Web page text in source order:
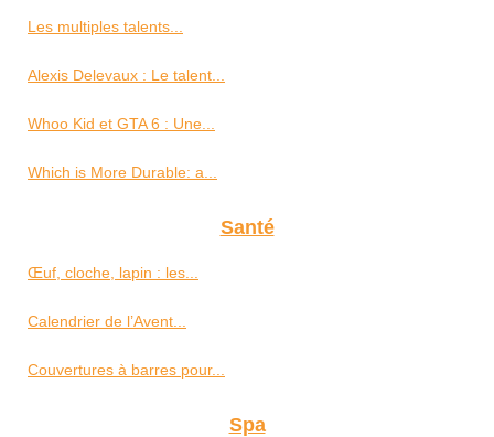
Les multiples talents...
Alexis Delevaux : Le talent...
Whoo Kid et GTA 6 : Une...
Which is More Durable: a...
Santé
Œuf, cloche, lapin : les...
Calendrier de l’Avent...
Couvertures à barres pour...
Spa